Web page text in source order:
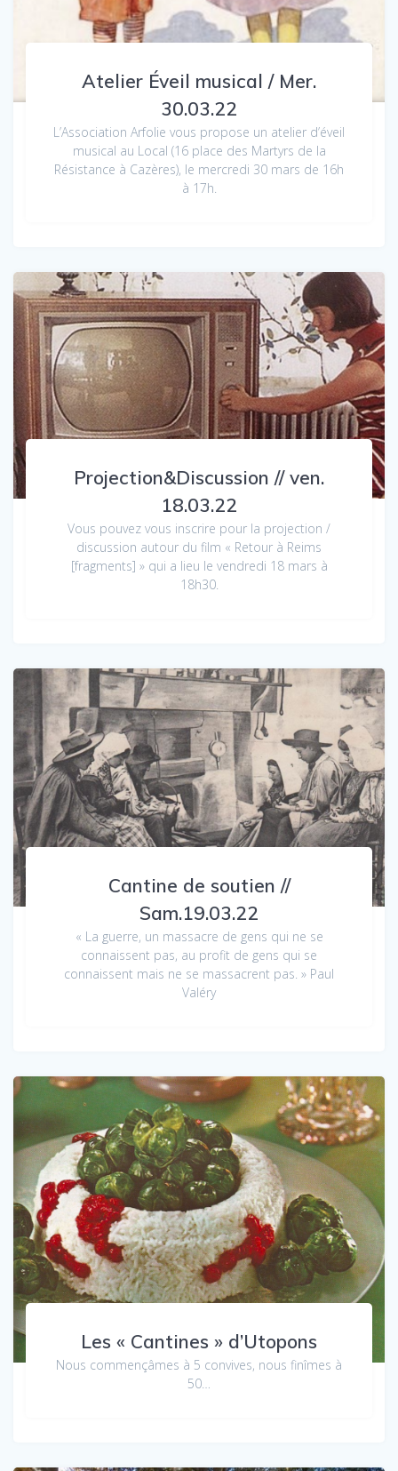
Atelier Éveil musical / Mer.
30.03.22
L’Association Arfolie vous propose un atelier d’éveil
musical au Local (16 place des Martyrs de la
Résistance à Cazères), le mercredi 30 mars de 16h
à 17h.
Projection&Discussion // ven.
18.03.22
Vous pouvez vous inscrire pour la projection /
discussion autour du film « Retour à Reims
[fragments] » qui a lieu le vendredi 18 mars à
18h30.
Cantine de soutien //
Sam.19.03.22
« La guerre, un massacre de gens qui ne se
connaissent pas, au profit de gens qui se
connaissent mais ne se massacrent pas. » Paul
Valéry
Les « Cantines » d’Utopons
Nous commençâmes à 5 convives, nous finîmes à
50…